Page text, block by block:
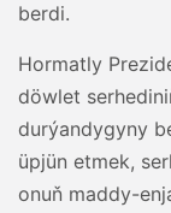
berdi.
Hormatly
döwlet
durýandygyny
üpjün etmek,
onuň maddy-